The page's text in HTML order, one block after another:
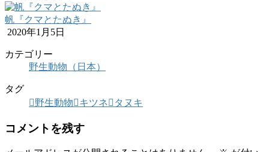
帆『クマとたぬき』
2020年1月5日
カテゴリー
野生動物（日本）
タグ
野生動物
キツネ タヌキ
コメントを残す